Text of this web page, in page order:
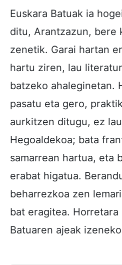
Euskara Batuak ia
ditu, Arantzazun, bere
zenetik. Garai hartan
hartu ziren, lau
batzeko ahaleginetan.
pasatu eta gero,
aurkitzen ditugu, ez
Hegoaldekoa; bata
samarrean hartua, eta
erabat higatua.
beharrezkoa zen
bat eragitea. Horretara
Batuaren ajeak